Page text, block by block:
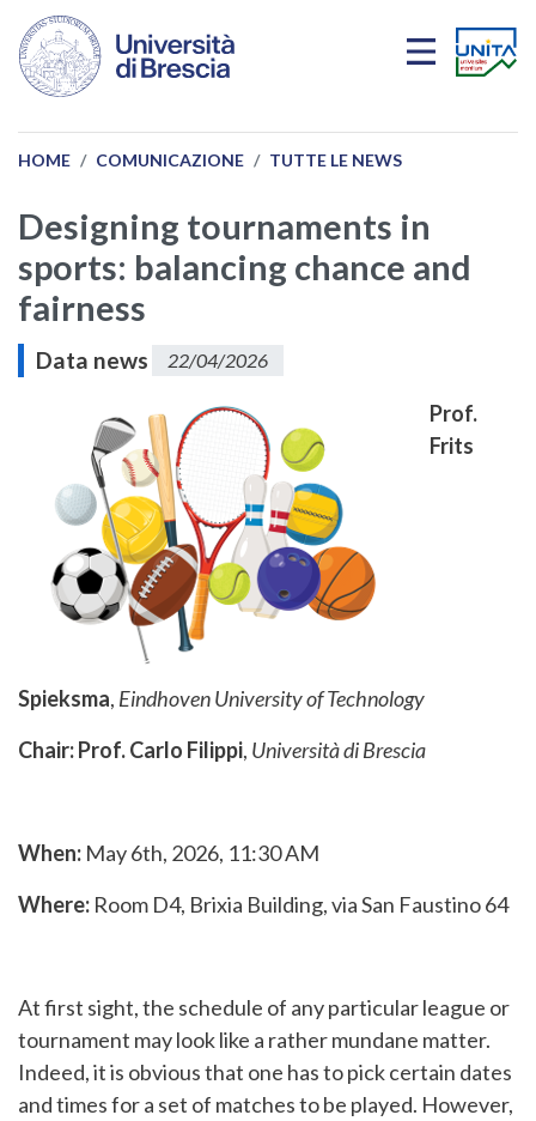
Salta al contenuto principale
HOME COMUNICAZIONE TUTTE LE NEWS
Designing tournaments in
sports: balancing chance and
fairness
Data news 22/04/2026
Prof.
Frits
Spieksma, Eindhoven University of Technology
Chair: Prof. Carlo Filippi, Università di Brescia
When: May 6th, 2026, 11:30 AM
Where: Room D4, Brixia Building, via San Faustino 64
At first sight, the schedule of any particular league or
tournament may look like a rather mundane matter.
Indeed, it is obvious that one has to pick certain dates
and times for a set of matches to be played. However,